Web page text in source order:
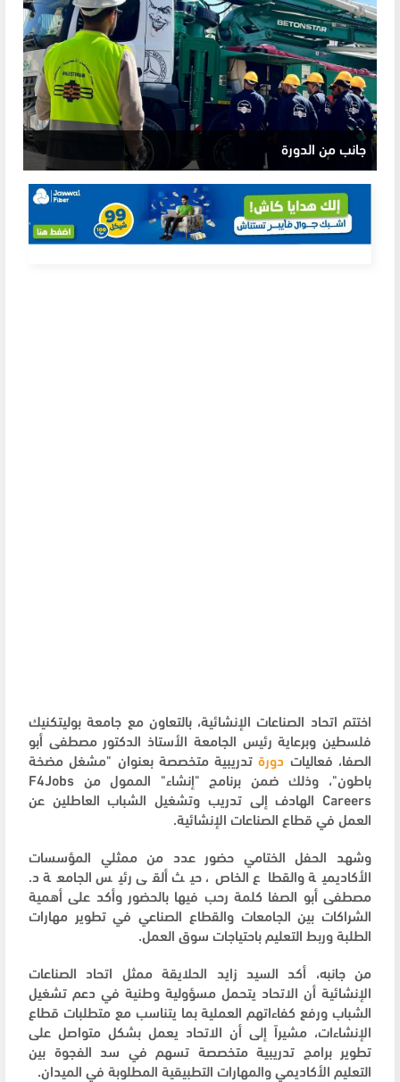
جانب من الدورة
اختتم اتحاد الصناعات الإنشائية، بالتعاون مع جامعة بوليتكنيك
فلسطين وبرعاية رئيس الجامعة الأستاذ الدكتور مصطفى أبو
الصفا، فعاليات دورةتدريبية متخصصة بعنوان "مشغل مضخة
باطون"، وذلك ضمن برنامج "إنشاء" الممول من F4Jobs
Careers الهادف إلى تدريب وتشغيل الشباب العاطلين عن
العمل في قطاع الصناعات الإنشائية.
وشهد الحفل الختامي حضور عدد من ممثلي المؤسسات
الأكاديمية والقطاع الخاص، حيث ألقى رئيس الجامعة د.
مصطفى أبو الصفا كلمة رحب فيها بالحضور وأكد على أهمية
الشراكات بين الجامعات والقطاع الصناعي في تطوير مهارات
الطلبة وربط التعليم باحتياجات سوق العمل.
من جانبه، أكد السيد زايد الحلايقة ممثل اتحاد الصناعات
الإنشائية أن الاتحاد يتحمل مسؤولية وطنية في دعم تشغيل
الشباب ورفع كفاءاتهم العملية بما يتناسب مع متطلبات قطاع
الإنشاءات، مشيراً إلى أن الاتحاد يعمل بشكل متواصل على
تطوير برامج تدريبية متخصصة تسهم في سد الفجوة بين
التعليم الأكاديمي والمهارات التطبيقية المطلوبة في الميدان.